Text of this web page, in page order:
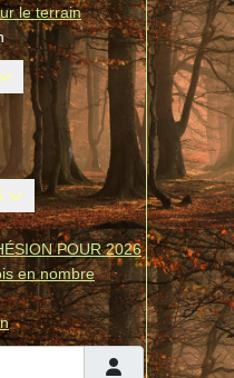
le terrain
POUR 2026
en nombre